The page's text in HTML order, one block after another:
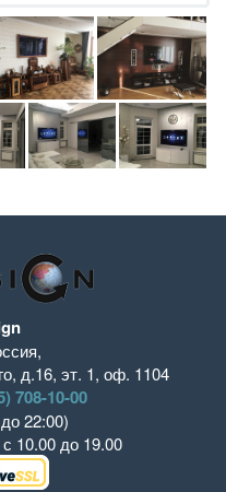
,
д.16, эт. 1, оф. 1104
708-10-00
22:00)
10.00 до 19.00